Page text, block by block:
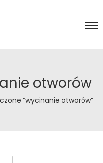
otworów
“wycinanie otworów”